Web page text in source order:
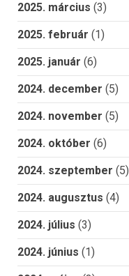
2025. március (3)
2025. február (1)
2025. január (6)
2024. december (5)
2024. november (5)
2024. október (6)
2024. szeptember (5)
2024. augusztus (4)
2024. július (3)
2024. június (1)